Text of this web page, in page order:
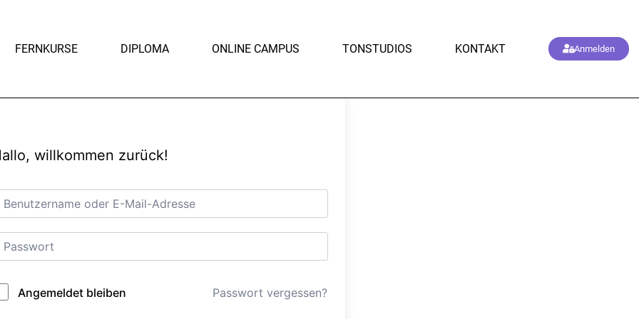
FERNKURSE DIPLOMA ONLINE CAMPUS TONSTUDIOS KONTAKT Anmelden
willkommen zurück!
Angemeldet bleiben Passwort vergessen?